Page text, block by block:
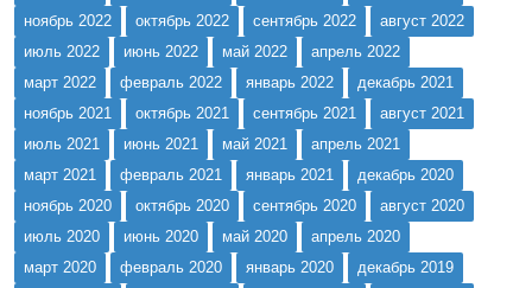
ноябрь 2022
октябрь 2022 сентябрь 2022
август 2022
июль 2022
июнь 2022 май 2022
апрель 2022
март 2022
февраль 2022 январь 2022
декабрь 2021
ноябрь 2021
октябрь 2021 сентябрь 2021
август 2021
июль 2021
июнь 2021 май 2021
апрель 2021
март 2021
февраль 2021 январь 2021
декабрь 2020
ноябрь 2020
октябрь 2020 сентябрь 2020
август 2020
июль 2020
июнь 2020 май 2020
апрель 2020
март 2020
февраль 2020 январь 2020
декабрь 2019